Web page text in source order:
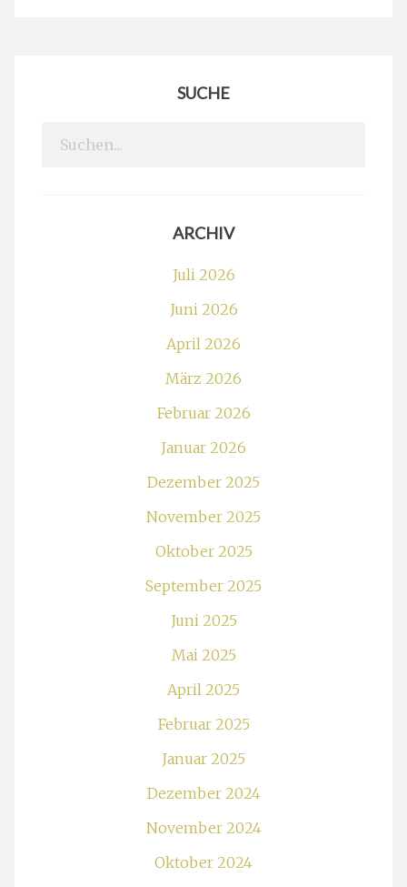
SUCHE
Search
ARCHIV
Juli 2026
Juni 2026
April 2026
März 2026
Februar 2026
Januar 2026
Dezember 2025
November 2025
Oktober 2025
September 2025
Juni 2025
Mai 2025
April 2025
Februar 2025
Januar 2025
Dezember 2024
November 2024
Oktober 2024